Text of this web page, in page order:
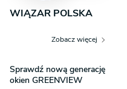
WIĄZAR POLSKA
Zobacz więcej
Sprawdź nową generację
okien GREENVIEW